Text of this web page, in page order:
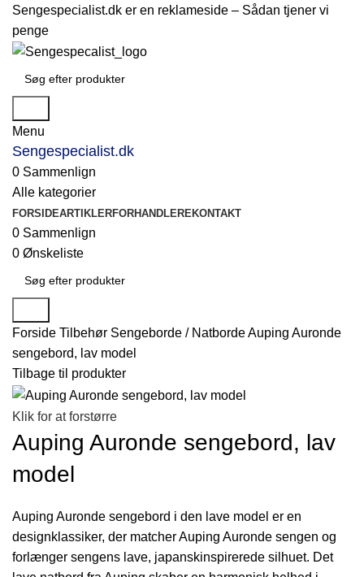
Sengespecialist.dk er en reklameside – Sådan tjener vi
penge
Menu
Sengespecialist.dk
0 Sammenlign
Alle kategorier
FORSIDEARTIKLERFORHANDLEREKONTAKT
0 Sammenlign
0 Ønskeliste
Forside Tilbehør Sengeborde / NatbordeAuping Auronde
sengebord, lav model
Tilbage til produkter
Klik for at forstørre
Auping Auronde sengebord, lav
model
Auping Auronde sengebord i den lave model er en
designklassiker, der matcher Auping Auronde sengen og
forlænger sengens lave, japanskinspirerede silhuet. Det